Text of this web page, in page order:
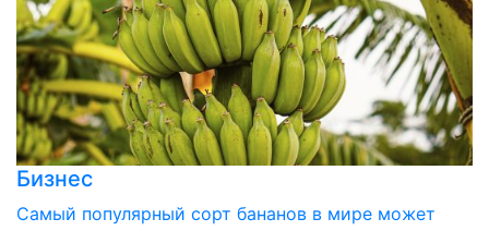
Бизнес
Самый популярный сорт бананов в мире может